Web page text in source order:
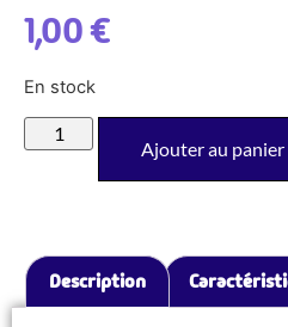
1,00€
En stock
Ajouter au panier
Description